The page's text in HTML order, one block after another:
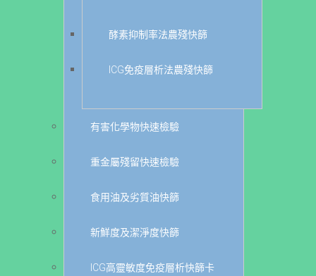
酵素抑制率法農殘快篩
ICG免疫層析法農殘快篩
有害化學物快速檢驗
重金屬殘留快速檢驗
食用油及劣質油快篩
新鮮度及潔淨度快篩
ICG高靈敏度免疫層析快篩卡